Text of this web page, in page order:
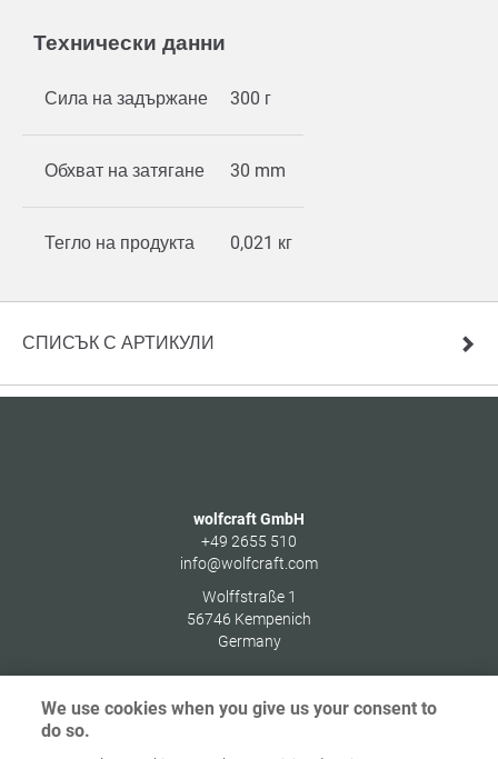
Технически данни
Сила на задържане 300 г
Обхват на затягане 30 mm
Тегло на продукта 0,021 кг
СПИСЪК С АРТИКУЛИ
wolfcraft GmbH
+49 2655 510
info@wolfcraft.com
Wolffstraße 1
56746 Kempenich
Germany
We use cookies when you give us your consent to
do so.